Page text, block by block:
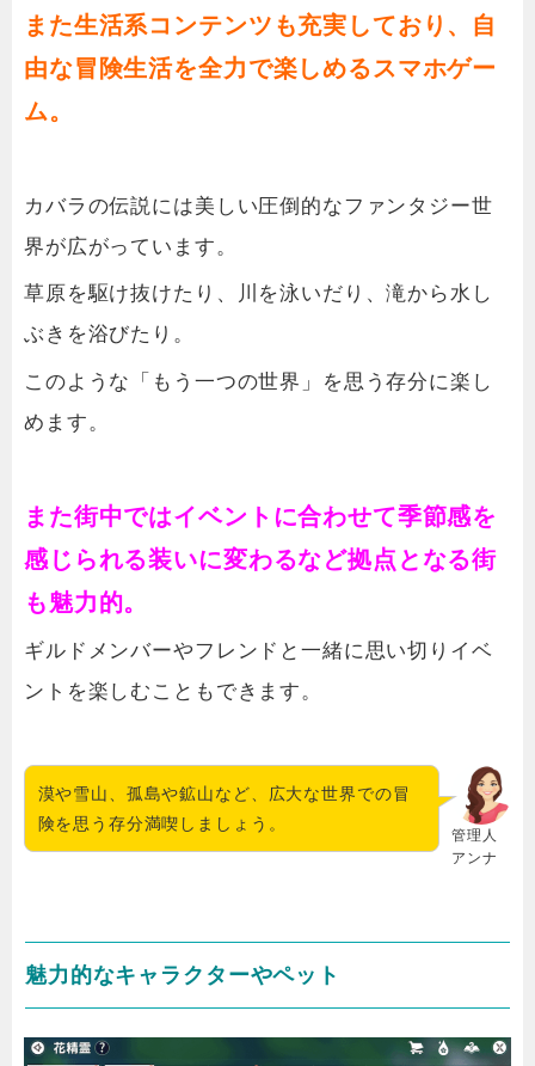
また生活系コンテンツも充実しており、自
由な冒険生活を全力で楽しめるスマホゲー
ム。
カバラの伝説には美しい圧倒的なファンタジー世
界が広がっています。
草原を駆け抜けたり、川を泳いだり、滝から水し
ぶきを浴びたり。
このような「もう一つの世界」を思う存分に楽し
めます。
また街中ではイベントに合わせて季節感を
感じられる装いに変わるなど拠点となる街
も魅力的。
ギルドメンバーやフレンドと一緒に思い切りイベ
ントを楽しむこともできます。
管理人
アンナ
漠や雪山、孤島や鉱山など、広大な世界での冒
険を思う存分満喫しましょう。
魅力的なキャラクターやペット